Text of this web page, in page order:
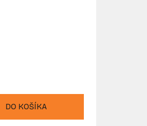
DO KOŠÍKA